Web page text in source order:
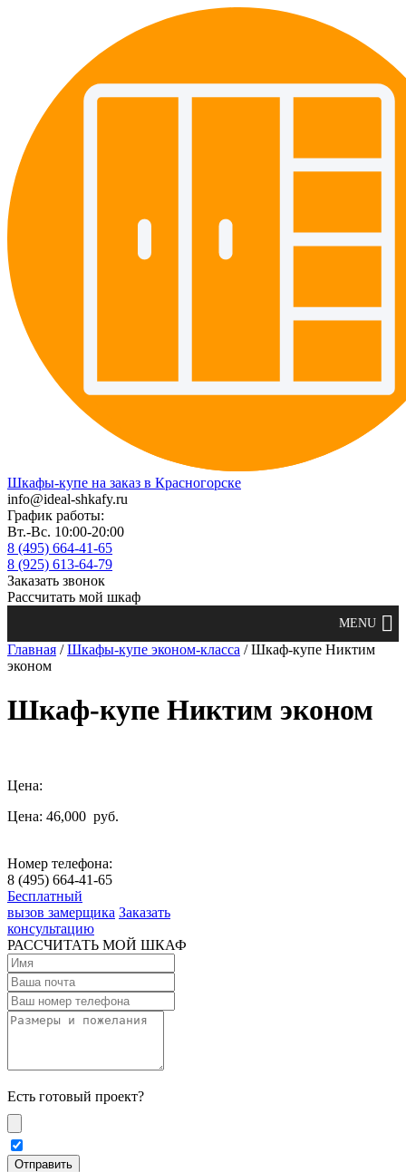
Шкафы-купе на заказ в Красногорске
info@ideal-shkafy.ru
График работы:
Вт.-Вс. 10:00-20:00
8 (495) 664-41-65
8 (925) 613-64-79
Заказать звонок
Рассчитать мой шкаф
Главная /Шкафы-купе эконом-класса / Шкаф-купе Никтим
эконом
Шкаф-купе Никтим эконом
Цена:
Цена: 46,000 руб.
Номер телефона:
8 (495) 664-41-65
Бесплатный
вызов замерщика Заказать
консультацию
РАССЧИТАТЬ МОЙ ШКАФ
Есть готовый проект?